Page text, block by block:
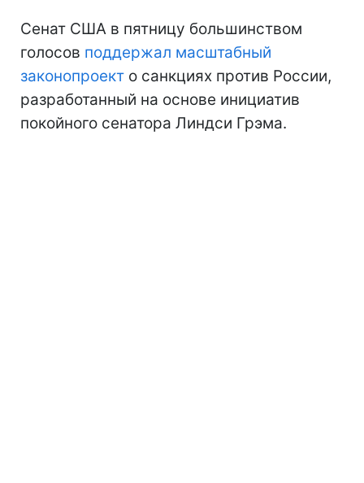
Сенат США в пятницу большинством
голосов поддержал масштабный
законопроект о санкциях против России,
разработанный на основе инициатив
покойного сенатора Линдси Грэма.